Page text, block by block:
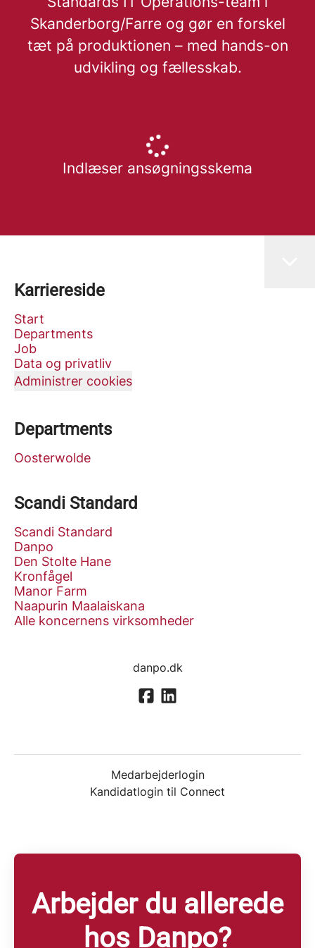
Skanderborg/Farre og gør en forskel
tæt på produktionen – med hands-on
udvikling og fællesskab.
Indlæser ansøgningsskema
Karriereside
Start
Departments
Job
Data og privatliv
Administrer cookies
Departments
Oosterwolde
Scandi Standard
Scandi Standard
Danpo
Den Stolte Hane
Kronfågel
Manor Farm
Naapurin Maalaiskana
Alle koncernens virksomheder
danpo.dk
Medarbejderlogin
Kandidatlogin til Connect
Arbejder du allerede
hos Danpo?